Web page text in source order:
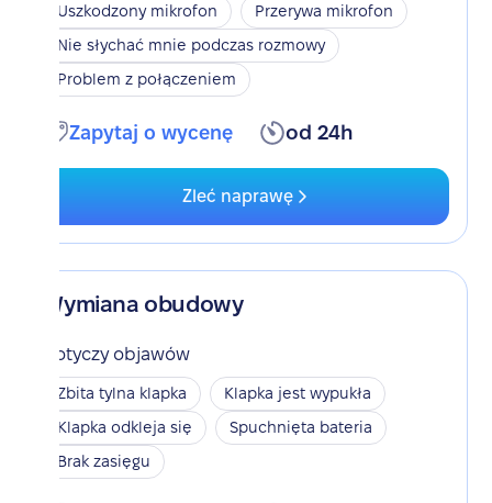
Uszkodzony mikrofon
Przerywa mikrofon
Nie słychać mnie podczas rozmowy
Problem z połączeniem
Zapytaj o wycenę od 24h
Zleć naprawę
Wymiana obudowy
Dotyczy objawów
Zbita tylna klapka
Klapka jest wypukła
Klapka odkleja się
Spuchnięta bateria
Brak zasięgu